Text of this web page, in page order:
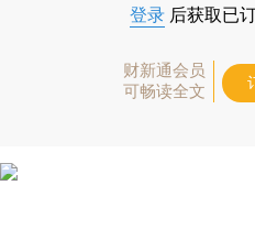
登录 后获取已
财新通会员
可畅读全文